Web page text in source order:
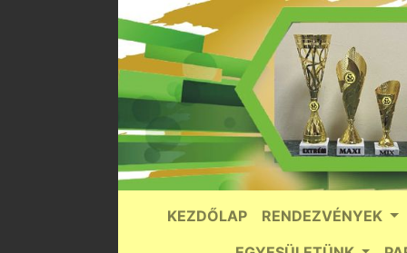
KEZDŐLAP
RENDEZVÉNYEK